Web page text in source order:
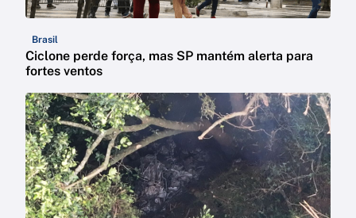
Brasil
Ciclone perde força, mas SP mantém alerta para
fortes ventos